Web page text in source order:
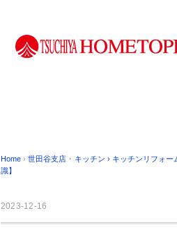
Home › 世田谷支店 ･ キッチン › キッチンリフォー
識】
2023-12-16